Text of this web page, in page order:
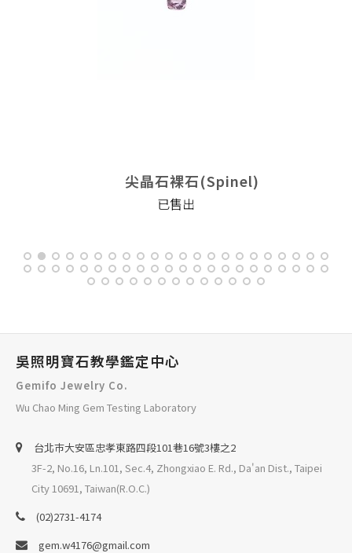
尖晶石裸石(Spinel)
已售出
吳照明寶石教學鑑定中心
Gemifo Jewelry Co.
Wu Chao Ming Gem Testing Laboratory
台北巿大安區忠孝東路四段101巷16號3樓之2
3F-2, No.16, Ln.101, Sec.4, Zhongxiao E. Rd., Da'an Dist., Taipei
City 10691, Taiwan(R.O.C.)
(02)2731-4174
gem.w4176@gmail.com